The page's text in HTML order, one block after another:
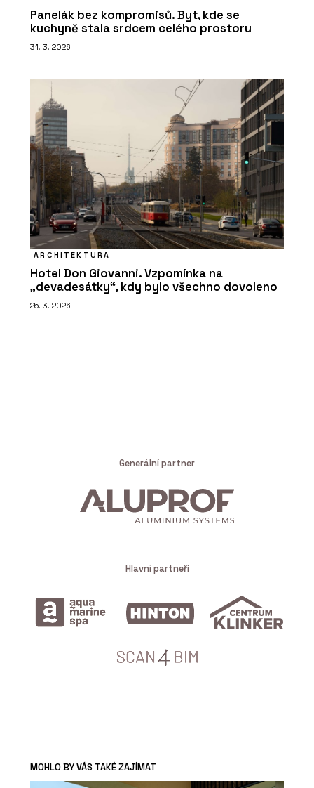
Panelák bez kompromisů. Byt, kde se
kuchyně stala srdcem celého prostoru
31. 3. 2026
ARCHITEKTURA
Hotel Don Giovanni. Vzpomínka na
„devadesátky“, kdy bylo všechno dovoleno
25. 3. 2026
Generální partner
Hlavní partneři
MOHLO BY VÁS TAKÉ ZAJÍMAT